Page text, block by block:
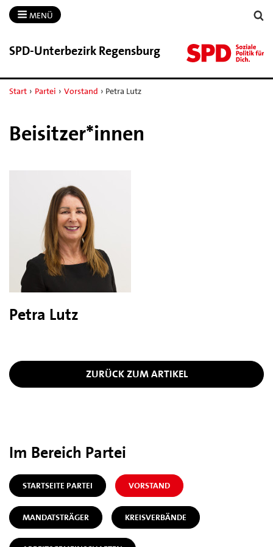
MENÜ
SPD-​Unterbezirk Regensburg
Start › Partei › Vorstand › Petra Lutz
Beisitzer*innen
Petra Lutz
ZURÜCK ZUM ARTIKEL
Im Bereich Partei
STARTSEITE PARTEI VORSTAND
MANDATSTRÄGER KREISVERBÄNDE